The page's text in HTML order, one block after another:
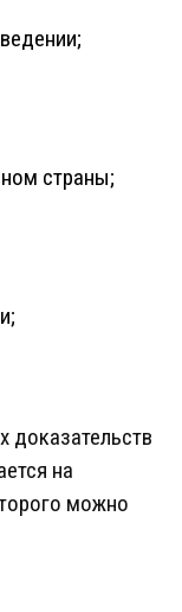
страны;
доказательств
на
можно